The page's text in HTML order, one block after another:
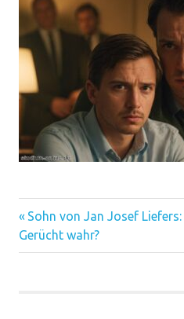
Vorheriger
Beitrag:
Sohn von Jan Josef
Gerücht wahr?